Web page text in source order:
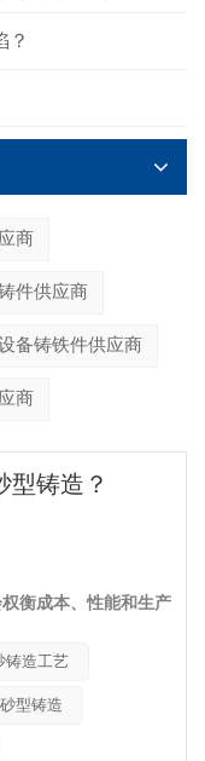
？
商
件供应商
备铸铁件供应商
商
型铸造？
衡成本、性能和生产
的应用场景相契合。
铸造工艺
型铸造